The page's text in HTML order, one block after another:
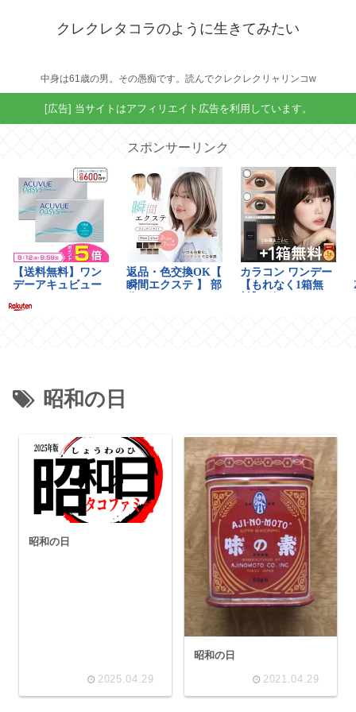
クレクレタコラのように生きてみたい
中身は61歳の男。その愚痴です。読んでクレクレクリャリンコw
[広告] 当サイトはアフィリエイト広告を利用しています。
スポンサーリンク
昭和の日
昭和の日
2025.04.29
昭和の日
2021.04.29